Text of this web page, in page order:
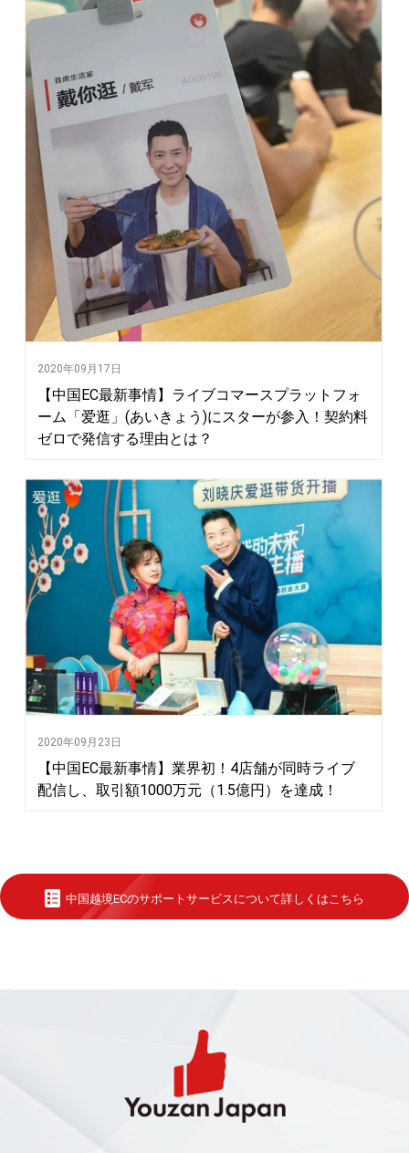
2020年09月17日
【中国EC最新事情】ライブコマースプラットフォ
ーム「爱逛」(あいきょう)にスターが参入！契約料
ゼロで発信する理由とは？
2020年09月23日
【中国EC最新事情】業界初！4店舗が同時ライブ
配信し、取引額1000万元（1.5億円）を達成！
中国越境ECのサポートサービスについて詳しくはこちら